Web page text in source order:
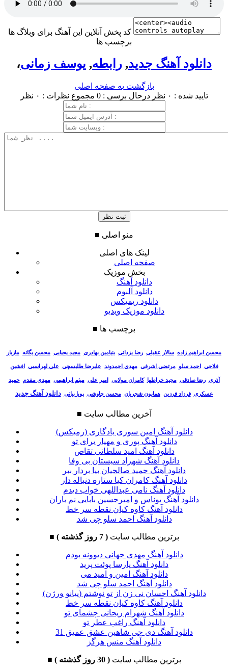
کد پخش آنلاین این آهنگ برای وبلاگ ها
برچسب ها
، دانلود آهنگ جدید, رابطه, یوسف زمانی
بازگشت به صفحه اصلی
تایید شده : ۰ نظر
درحال برسی : 0 مجموع نظرات : ۰ نظر
■ منو اصلی
لینک های اصلی
صفحه اصلی
بخش موزیک
دانلود آهنگ
دانلود آلبوم
دانلود ریمیکس
دانلود موزیک ویدیو
■ برچسب ها
محسن ابراهیم زاده سالار عقیلی رضا یزدانی بنیامین بهادری مجید یحیایی محسن یگانه مازیار
فلاحی احمد سلو مرتضی اشرفی مهدی احمدوند علیرضا طلیسچی علی لهراسبی افشین
آذری رضا صادقی مجید خراطها کامران مولایی امیر علی میثم ابراهیمی مهدی مقدم حمید
عسکری فرزاد فرزین همایون شجریان محسن چاوشی پویا بیاتی دانلود آهنگ جدید
■ آخرین مطالب سایت
دانلود آهنگ امین سوری یادگاری (رمیکس)
دانلود آهنگ پوری و مهیار برای تو
دانلود آهنگ امید سلطانی تقاص
دانلود آهنگ شهراد سیستان بی وفا
دانلود آهنگ حمید صالحیان بیا بردار ببر
دانلود آهنگ کامران کیا ستاره دنباله دار
دانلود آهنگ نامی عبداللهی خواب دیدم
دانلود آهنگ یوناس و امیرحسین بابایی نم باران
دانلود آهنگ کاوه کیان نقطه سر خط
دانلود آهنگ احمد سلو چی شد
■ برترین مطالب سایت( 7 روز گذشته )
دانلود آهنگ مهدی جهانی دیوونه بودم
دانلود آهنگ پارسا پوئت پرید
دانلود آهنگ امین و امید می
دانلود آهنگ احمد سلو چی شد
دانلود آهنگ احسان نی زن از تو نوشتم (پیانو ورژن)
دانلود آهنگ کاوه کیان نقطه سر خط
دانلود آهنگ شهرام ریحانی چشمای تو
دانلود آهنگ راغب عطر تو
دانلود آهنگ دی جی شاهین عشق عمیق 31
دانلود آهنگ منس هرگز
■ برترین مطالب سایت( 30 روز گذشته )